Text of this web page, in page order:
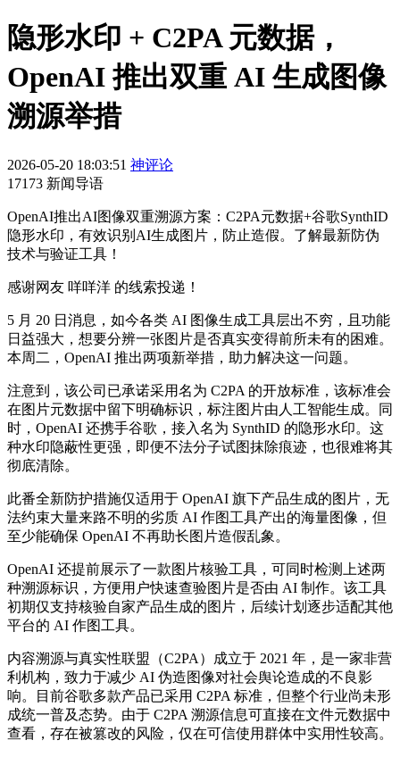
隐形水印 + C2PA 元数据，
OpenAI 推出双重 AI 生成图像
溯源举措
2026-05-20 18:03:51 神评论
17173 新闻导语
OpenAI推出AI图像双重溯源方案：C2PA元数据+谷歌SynthID
隐形水印，有效识别AI生成图片，防止造假。了解最新防伪
技术与验证工具！
感谢网友 咩咩洋 的线索投递！
5 月 20 日消息，如今各类 AI 图像生成工具层出不穷，且功能
日益强大，想要分辨一张图片是否真实变得前所未有的困难。
本周二，OpenAI 推出两项新举措，助力解决这一问题。
注意到，该公司已承诺采用名为 C2PA 的开放标准，该标准会
在图片元数据中留下明确标识，标注图片由人工智能生成。同
时，OpenAI 还携手谷歌，接入名为 SynthID 的隐形水印。这
种水印隐蔽性更强，即便不法分子试图抹除痕迹，也很难将其
彻底清除。
此番全新防护措施仅适用于 OpenAI 旗下产品生成的图片，无
法约束大量来路不明的劣质 AI 作图工具产出的海量图像，但
至少能确保 OpenAI 不再助长图片造假乱象。
OpenAI 还提前展示了一款图片核验工具，可同时检测上述两
种溯源标识，方便用户快速查验图片是否由 AI 制作。该工具
初期仅支持核验自家产品生成的图片，后续计划逐步适配其他
平台的 AI 作图工具。
内容溯源与真实性联盟（C2PA）成立于 2021 年，是一家非营
利机构，致力于减少 AI 伪造图像对社会舆论造成的不良影
响。目前谷歌多款产品已采用 C2PA 标准，但整个行业尚未形
成统一普及态势。由于 C2PA 溯源信息可直接在文件元数据中
查看，存在被篡改的风险，仅在可信使用群体中实用性较高。